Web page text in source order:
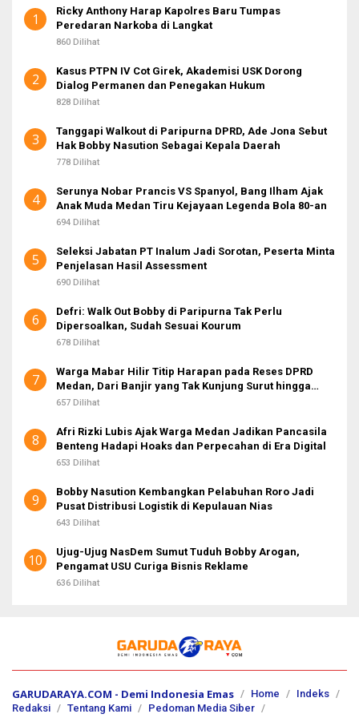
u
k
1
Ricky Anthony Harap Kapolres Baru Tumpas
Peredaran Narkoba di Langkat
860 Dilihat
2
Kasus PTPN IV Cot Girek, Akademisi USK Dorong
Dialog Permanen dan Penegakan Hukum
828 Dilihat
3
Tanggapi Walkout di Paripurna DPRD, Ade Jona Sebut
Hak Bobby Nasution Sebagai Kepala Daerah
778 Dilihat
4
Serunya Nobar Prancis VS Spanyol, Bang Ilham Ajak
Anak Muda Medan Tiru Kejayaan Legenda Bola 80-an
694 Dilihat
5
Seleksi Jabatan PT Inalum Jadi Sorotan, Peserta Minta
Penjelasan Hasil Assessment
690 Dilihat
6
Defri: Walk Out Bobby di Paripurna Tak Perlu
Dipersoalkan, Sudah Sesuai Kourum
678 Dilihat
7
Warga Mabar Hilir Titip Harapan pada Reses DPRD
Medan, Dari Banjir yang Tak Kunjung Surut hingga
Layanan IKD
657 Dilihat
8
Afri Rizki Lubis Ajak Warga Medan Jadikan Pancasila
Benteng Hadapi Hoaks dan Perpecahan di Era Digital
653 Dilihat
9
Bobby Nasution Kembangkan Pelabuhan Roro Jadi
Pusat Distribusi Logistik di Kepulauan Nias
643 Dilihat
10
Ujug-Ujug NasDem Sumut Tuduh Bobby Arogan,
Pengamat USU Curiga Bisnis Reklame
636 Dilihat
GARUDARAYA.COM - Demi Indonesia Emas Home
Indeks
Redaksi
Tentang Kami
Pedoman Media Siber